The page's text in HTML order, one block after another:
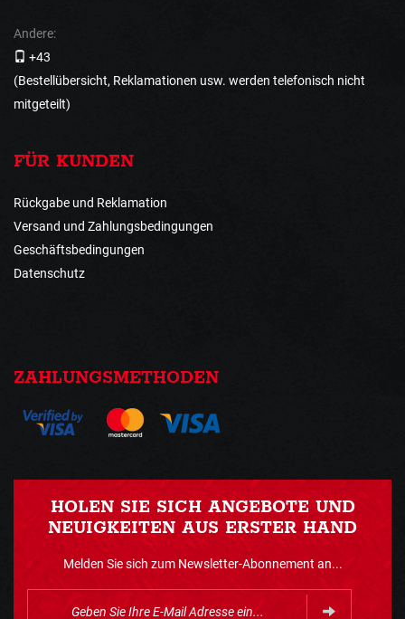
Andere:
+43
(Bestellübersicht, Reklamationen usw. werden telefonisch nicht
mitgeteilt)
FÜR KUNDEN
Rückgabe und Reklamation
Versand und Zahlungsbedingungen
Geschäftsbedingungen
Datenschutz
ZAHLUNGSMETHODEN
HOLEN SIE SICH ANGEBOTE UND
NEUIGKEITEN AUS ERSTER HAND
Melden Sie sich zum Newsletter-Abonnement an...